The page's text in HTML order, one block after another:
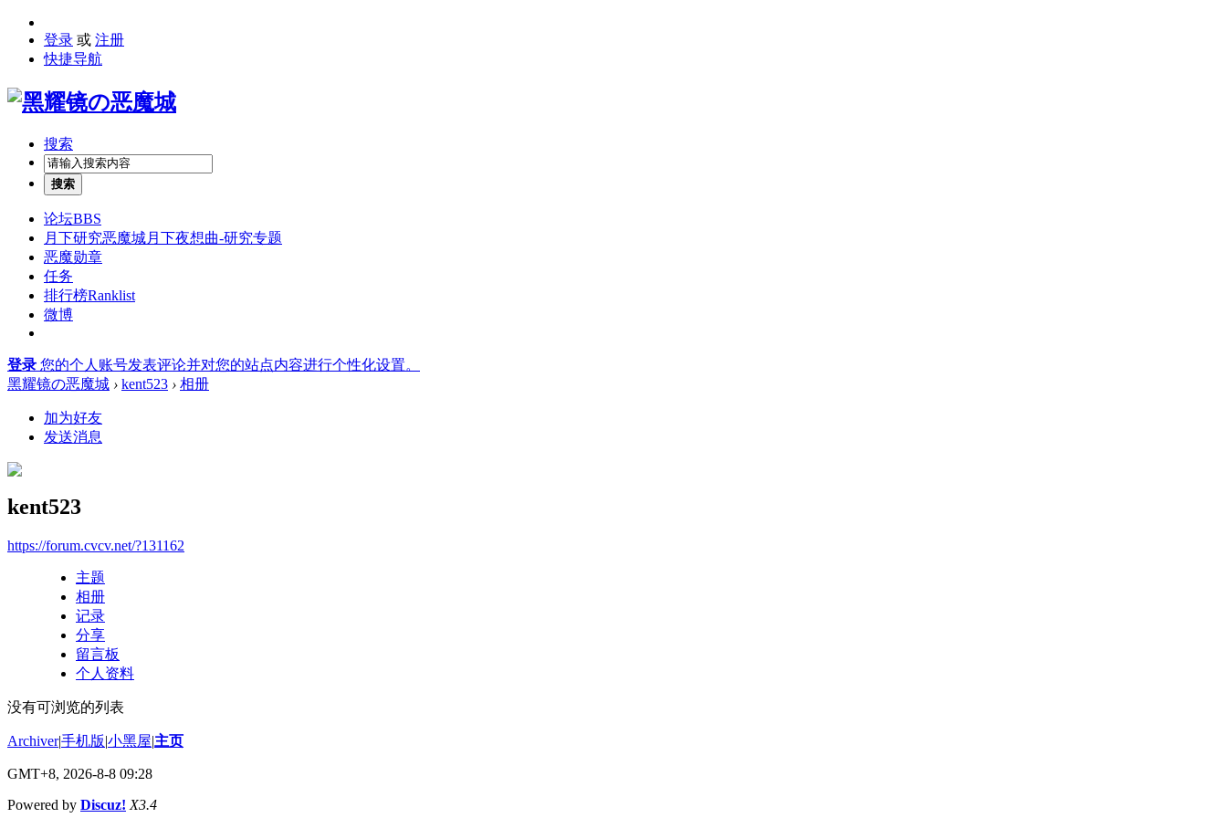
登录 或 注册
快捷导航
搜索
搜索
论坛BBS
月下研究恶魔城月下夜想曲-研究专题
恶魔勋章
任务
排行榜Ranklist
微博
登录 您的个人账号发表评论并对您的站点内容进行个性化设置。
黑耀镜の恶魔城 › kent523 › 相册
加为好友
发送消息
kent523
https://forum.cvcv.net/?131162
主题
相册
记录
分享
留言板
个人资料
没有可浏览的列表
Archiver|手机版|小黑屋|主页
GMT+8, 2026-8-8 09:28
Powered by Discuz! X3.4